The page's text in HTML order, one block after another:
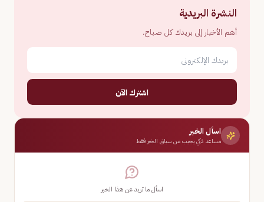
النشرة البريدية
أهم الأخبار إلى بريدك كل صباح.
اشترك الآن
اسأل الخبر
مساعد ذكي يجيب من سياق الخبر فقط
اسأل ما تريد عن هذا الخبر